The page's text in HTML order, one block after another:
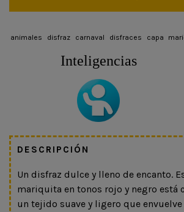
animales disfraz carnaval disfraces capa
Inteligencias
DESCRIPCIÓN
Un disfraz dulce y lleno de encanto.
mariquita en tonos rojo y negro está
un tejido suave y ligero que